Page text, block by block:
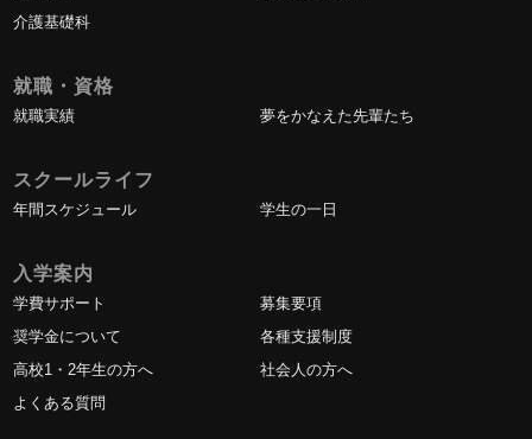
介護基礎科
就職・資格
就職実績 夢をかなえた先輩たち
スクールライフ
年間スケジュール 学生の一日
入学案内
学費サポート
募集要項
奨学金について
各種支援制度
高校1・2年生の方へ
社会人の方へ
よくある質問